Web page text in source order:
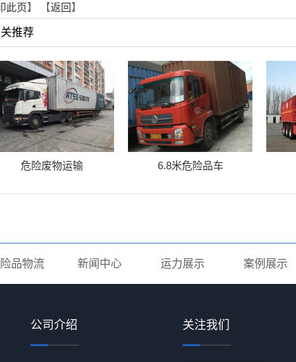
此页】 【返回】
推荐
危险废物运输 6.8米危险品车
品物流 新闻中心 运力展示 案例展示
公司介绍 关注我们